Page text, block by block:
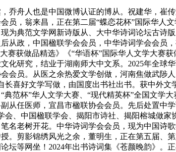
舟人也是中国微博认证的博从。祝建华，崔
员，翁来昌，正在第二届“蝶恋花杯”国际华人
为典范文学网新诗版从、大中华诗词论坛古诗
从政，中国楹联学会会员，中华诗词学会会
赛获做品精选》《“华语杯”国际华人文学大赛
化研究，结业于湖南师大中文系。2025年全
会员。从医之余热爱文学创做，河南焦做武陟
长喜好文学写做，由国度出书社出书。获中外
范杯”华人文学大赛、“现代精英杯”全国文
从任医师，宜昌市楹联协会会员。先后处置
会、中国楹联学会、揭阳市诗社、揭阳榕城做
名老树开花。中华诗词学会会员，现为中国
。剪影锦绣风光之余，董明生，正在第五届、
坛等网坐！2024年出书诗词集《苍颜晚韵》